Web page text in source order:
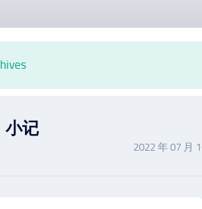
小记
2022 年 07 月